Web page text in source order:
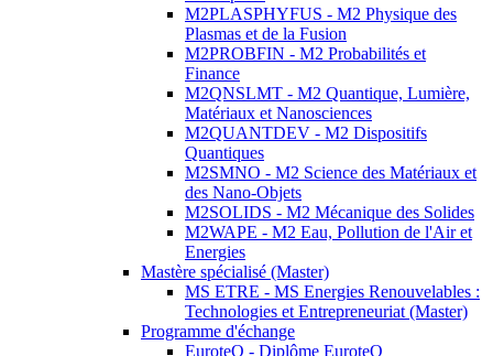
M2PLASPHYFUS - M2 Physique des
Plasmas et de la Fusion
M2PROBFIN - M2 Probabilités et
Finance
M2QNSLMT - M2 Quantique, Lumière,
Matériaux et Nanosciences
M2QUANTDEV - M2 Dispositifs
Quantiques
M2SMNO - M2 Science des Matériaux et
des Nano-Objets
M2SOLIDS - M2 Mécanique des Solides
M2WAPE - M2 Eau, Pollution de l'Air et
Energies
Mastère spécialisé (Master)
MS ETRE - MS Energies Renouvelables :
Technologies et Entrepreneuriat (Master)
Programme d'échange
EuroteQ - Diplôme EuroteQ